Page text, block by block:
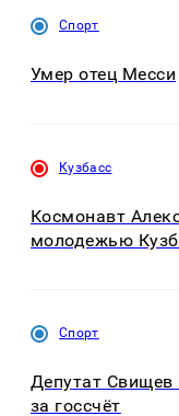
Спорт
Умер отец Месси
Кузбасс
Космонавт
молодежью
Спорт
Депутат
за госсчёт